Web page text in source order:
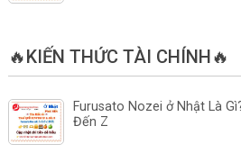
🔥KIẾN THỨC TÀI CHÍNH🔥
Furusato Nozei ở Nhật Là
Đến Z